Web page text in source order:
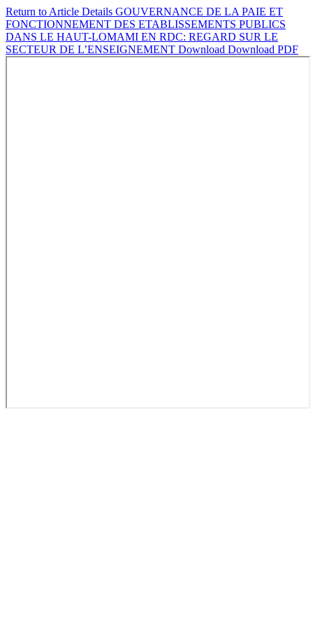
Return to Article Details GOUVERNANCE DE LA PAIE ET
FONCTIONNEMENT DES ETABLISSEMENTS PUBLICS
DANS LE HAUT-LOMAMI EN RDC: REGARD SUR LE
SECTEUR DE L’ENSEIGNEMENT Download Download PDF